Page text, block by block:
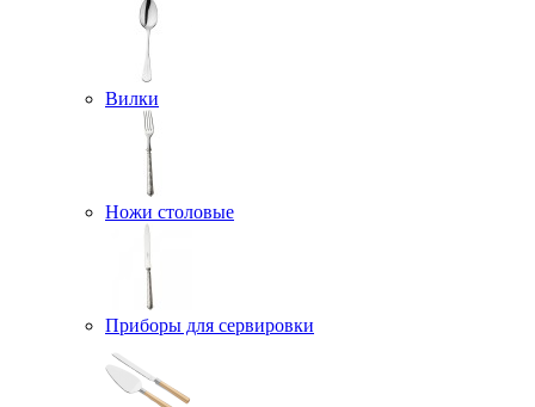
Вилки
Ножи столовые
Приборы для сервировки